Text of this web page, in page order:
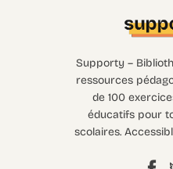
Supporty –
ressources
de 100
éducatifs pour
scolaires.